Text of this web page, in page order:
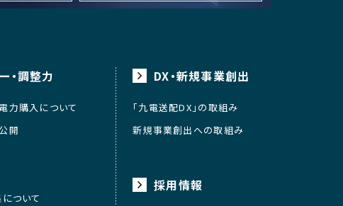
・調整力
力購入について
開
ついて
DX・新規事業創出
「九電送配DX」の取組み
新規事業創出への取組み
採用情報